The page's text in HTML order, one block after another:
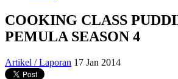
COOKING CLASS
PEMULA SEASON 4
Artikel / Laporan 17 Jan 2014